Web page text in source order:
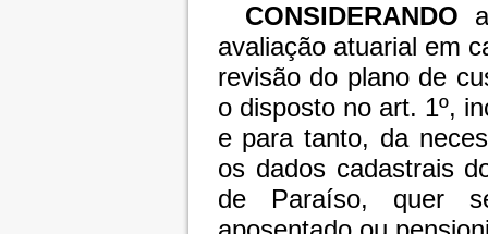
CONSIDERANDO
avaliação atuarial em
revisão do plano de
o disposto no art. 1º,
e para tanto, da
os dados cadastrais
de Paraíso, quer